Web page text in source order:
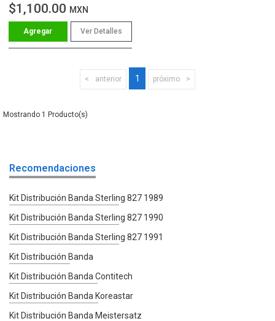
$1,100.00 MXN
Ver Detalles
anterior 1 próximo
1
Recomendaciones
Kit Distribución Banda Sterling 827 1989
Kit Distribución Banda Sterling 827 1990
Kit Distribución Banda Sterling 827 1991
Kit Distribución Banda
Kit Distribución Banda Contitech
Kit Distribución Banda Koreastar
Kit Distribución Banda Meistersatz